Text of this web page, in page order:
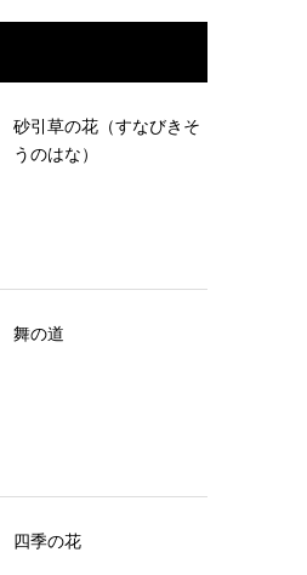
砂引草の花（すなびきそ
うのはな）
舞の道
四季の花